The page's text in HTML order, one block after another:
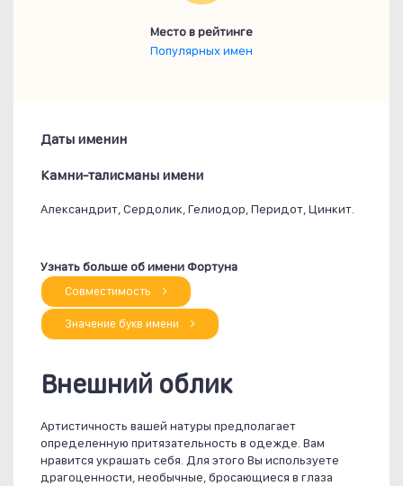
Место в рейтинге
Популярных имен
Даты именин
Камни-талисманы имени
Александрит, Сердолик, Гелиодор, Перидот, Цинкит.
Узнать больше об имени Фортуна
Совместимость
Значение букв имени
Внешний облик
Артистичность вашей натуры предполагает
определенную притязательность в одежде. Вам
нравится украшать себя. Для этого Вы используете
драгоценности, необычные, бросающиеся в глаза